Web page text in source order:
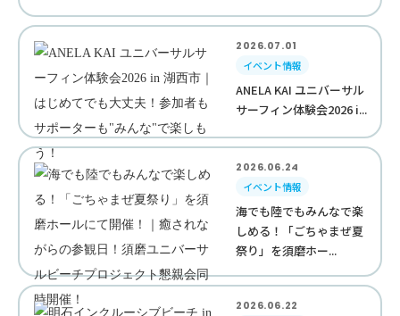
2026.07.01
イベント情報
ANELA KAI ユニバーサル
サーフィン体験会2026 i...
2026.06.24
イベント情報
海でも陸でもみんなで楽
しめる！「ごちゃまぜ夏
祭り」を須磨ホー...
2026.06.22